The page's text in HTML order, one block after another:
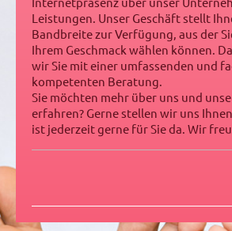
Leistungen. Unser Geschäft stellt
Bandbreite zur Verfügung, aus der
Ihrem Geschmack wählen können.
wir Sie mit einer umfassenden und
kompetenten Beratung.
Sie möchten mehr über uns und
erfahren? Gerne stellen wir uns
ist jederzeit gerne für Sie da. Wir